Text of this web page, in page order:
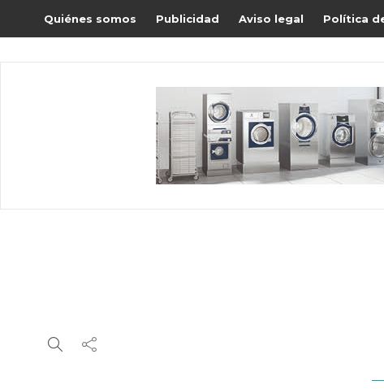
Quiénes somos Publicidad Aviso legal Política